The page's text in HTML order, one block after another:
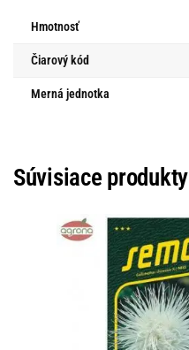
Hmotnosť
Čiarový kód
Merná jednotka
Súvisiace produkty